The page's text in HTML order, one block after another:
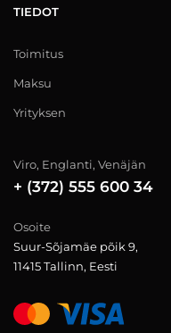
TIEDOT
Toimitus
Maksu
Yrityksen
Viro, Englanti, Venäjän
+ (372) 555 600 34
Osoite
Suur-Sõjamäe põik 9,
11415 Tallinn, Eesti